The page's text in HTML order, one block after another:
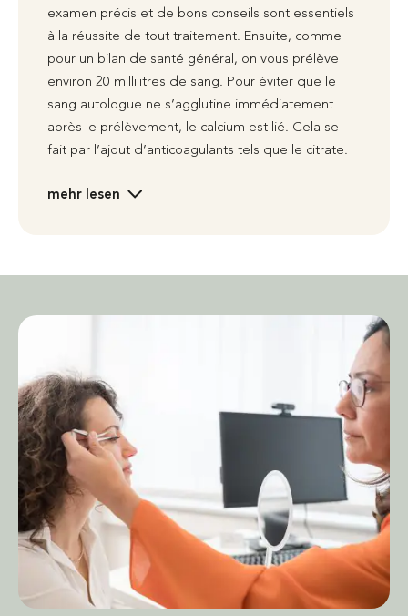
examen précis et de bons conseils sont essentiels
à la réussite de tout traitement. Ensuite, comme
pour un bilan de santé général, on vous prélève
environ 20 millilitres de sang. Pour éviter que le
sang autologue ne s’agglutine immédiatement
après le prélèvement, le calcium est lié. Cela se
fait par l’ajout d’anticoagulants tels que le citrate.
mehr lesen